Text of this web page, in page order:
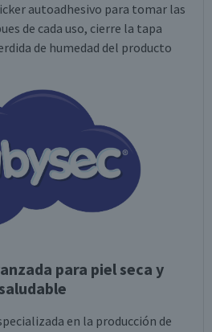
autoadhesivo para tomar las
de cada uso, cierre la tapa
de humedad del producto
para piel seca y
saludable
en la producción de